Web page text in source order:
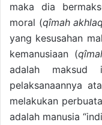
maka dia
moral (qîmah
yang kesusahan
kemanusiaan (
adalah maksud
pelaksanaannya
melakukan
adalah manusia